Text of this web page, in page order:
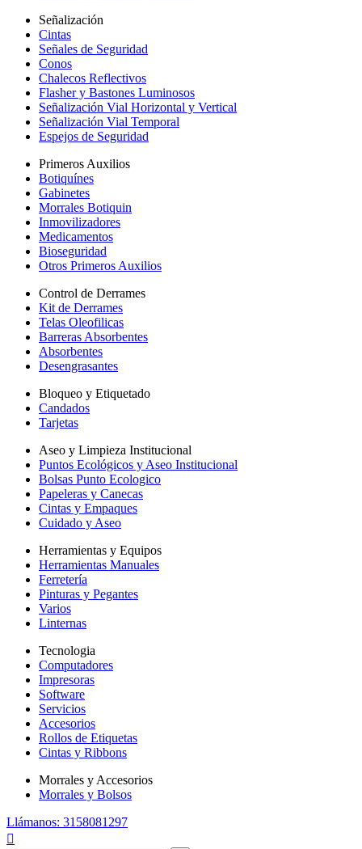
Señalización
Cintas
Señales de Seguridad
Conos
Chalecos Reflectivos
Flasher y Bastones Luminosos
Señalización Vial Horizontal y Vertical
Señalización Vial Temporal
Espejos de Seguridad
Primeros Auxilios
Botiquínes
Gabinetes
Morrales Botiquin
Inmovilizadores
Medicamentos
Bioseguridad
Otros Primeros Auxilios
Control de Derrames
Kit de Derrames
Telas Oleofilicas
Barreras Absorbentes
Absorbentes
Desengrasantes
Bloqueo y Etiquetado
Candados
Tarjetas
Aseo y Limpieza Institucional
Puntos Ecológicos y Aseo Institucional
Bolsas Punto Ecologico
Papeleras y Canecas
Cintas y Empaques
Cuidado y Aseo
Herramientas y Equipos
Herramientas Manuales
Ferretería
Pinturas y Pegantes
Varios
Linternas
Tecnologia
Computadores
Impresoras
Software
Servicios
Accesorios
Rollos de Etiquetas
Cintas y Ribbons
Morrales y Accesorios
Morrales y Bolsos
Llámanos: 3158081297
